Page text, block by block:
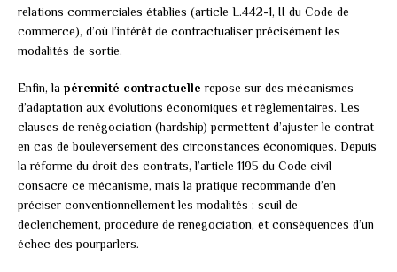
relations commerciales établies (article L.442-1, II du Code de
commerce), d’où l’intérêt de contractualiser précisément les
modalités de sortie.
Enfin, la pérennité contractuelle repose sur des mécanismes
d’adaptation aux évolutions économiques et réglementaires. Les
clauses de renégociation (hardship) permettent d’ajuster le contrat
en cas de bouleversement des circonstances économiques. Depuis
la réforme du droit des contrats, l’article 1195 du Code civil
consacre ce mécanisme, mais la pratique recommande d’en
préciser conventionnellement les modalités : seuil de
déclenchement, procédure de renégociation, et conséquences d’un
échec des pourparlers.